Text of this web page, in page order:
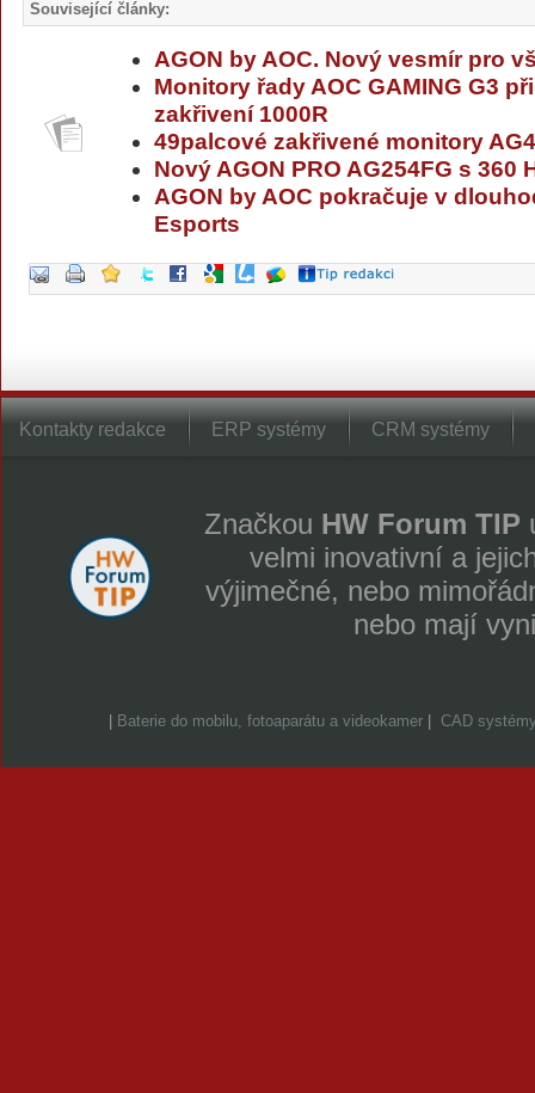
Související články:
AGON by AOC. Nový vesmír pro
Monitory řady AOC GAMING G3
zakřivení 1000R
49palcové zakřivené monitory
Nový AGON PRO AG254FG s 360
AGON by AOC pokračuje v
Esports
Kontakty redakce ERP systémy CRM systémy
Značkou HW Forum TIP
velmi inovativní a
výjimečné, nebo
nebo mají
Baterie do mobilu, fotoaparátu a videokamer CAD